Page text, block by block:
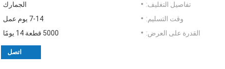
تفاصيل التغليف:
الجمارك
وقت التسليم:
7-14 يوم عمل
القدرة على العرض:
5000 قطعة 14 يومًا
اتصل